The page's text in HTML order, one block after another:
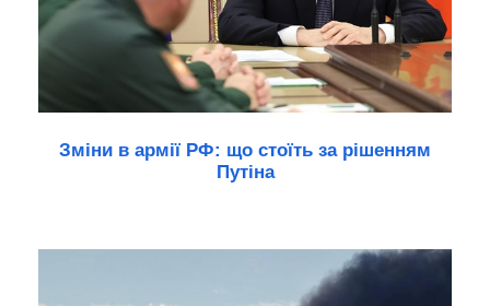
Зміни в армії РФ: що стоїть за рішенням
Путіна